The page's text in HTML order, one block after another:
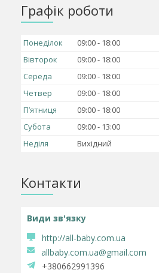
Графік роботи
Понеділок 09:00
18:00
Вівторок
09:00
18:00
Середа
09:00
18:00
Четвер
09:00
18:00
Пʼятниця
09:00
18:00
Субота
09:00
13:00
Неділя
Вихідний
Контакти
http://all-baby.com.ua
allbaby.com.ua@gmail.com
+380662991396